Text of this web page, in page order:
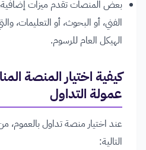
بعض المنصات تقدم ميزات
الفني، أو البحوث، أو التعليمات،
الهيكل العام للرسوم.
كيفية اختيار المنصة
عمولة التداول
عند اختيار منصة تداول بالعموم،
التالية: